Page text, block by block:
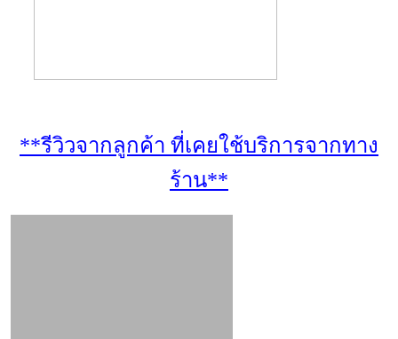
**รีวิวจากลูกค้า ที่เคยใช้บริการจากทาง
ร้าน**